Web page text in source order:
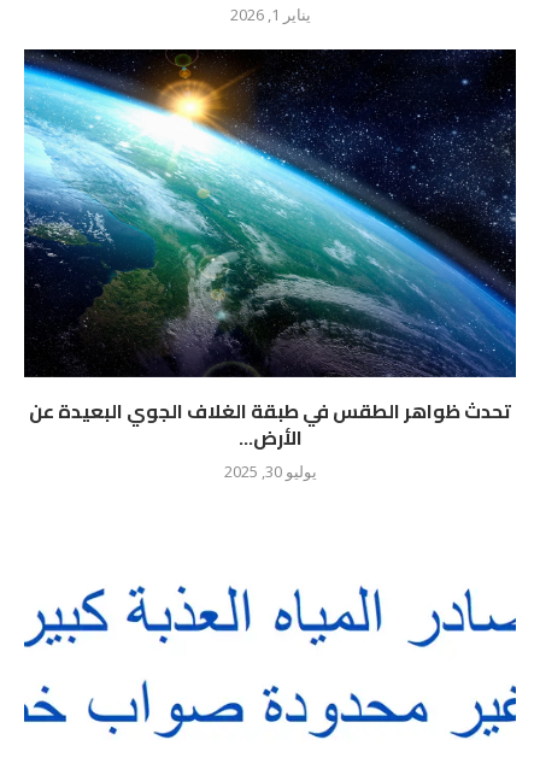
يناير 1, 2026
تحدث ظواهر الطقس في طبقة الغلاف الجوي البعيدة عن
الأرض...
يوليو 30, 2025